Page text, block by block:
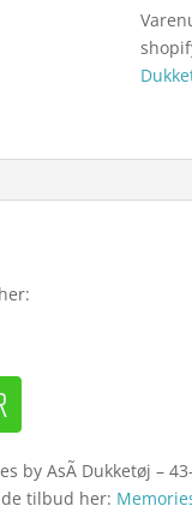
by AsÃ­ Dukketøj –
tilbud her: